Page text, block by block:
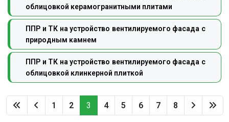
облицовкой керамогранитными плитами
ППР и ТК на устройство вентилируемого фасада с
природным камнем
ППР и ТК на устройство вентилируемого фасада с
облицовкой клинкерной плиткой
1 2 3 4 5 6 7 8